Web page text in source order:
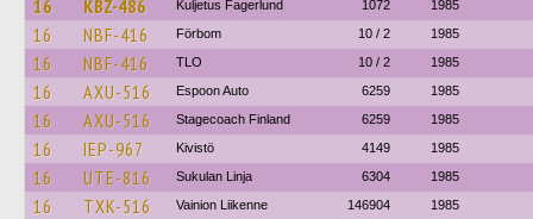
16 KBZ-486 Kuljetus Fagerlund 1072 1985
16 NBF-416 Förbom 10 / 2 1985
16 NBF-416 TLO 10 / 2 1985
16 AXU-516 Espoon Auto 6259 1985
16 AXU-516 Stagecoach Finland 6259 1985
16 IEP-967 Kivistö 4149 1985
16 UTE-816 Sukulan Linja 6304 1985
16 TXK-516 Vainion Liikenne 146904 1985